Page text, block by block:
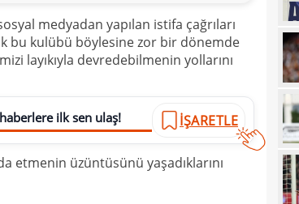
medyadan yapılan istifa çağrıları
bu kulübü böylesine zor bir dönemde
layıkıyla devredebilmenin yollarını
ilk sen ulaş! İŞARETLE
etmenin üzüntüsünü yaşadıklarını